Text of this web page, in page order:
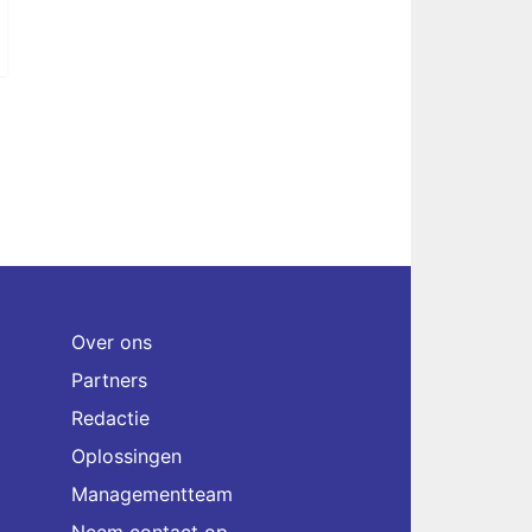
Over ons
Partners
Redactie
Oplossingen
Managementteam